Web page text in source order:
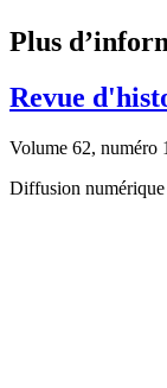
Plus
Revue
Volume 62, numéro
Diffusion